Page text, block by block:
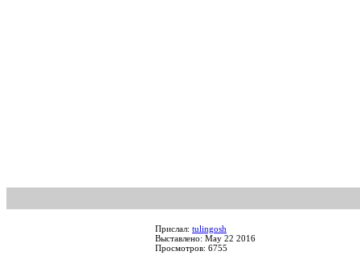
Прислал: tulingosh
Выставлено: May 22 2016
Просмотров: 6755